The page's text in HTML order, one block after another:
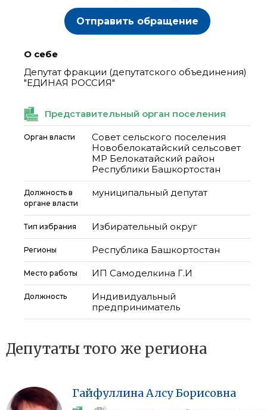
Отправить обращение
О себе
Депутат фракции (депутатского объединения)
"ЕДИНАЯ РОССИЯ"
Представительный орган поселения
Орган власти
Совет сельского поселения
Новобелокатайский сельсовет
МР Белокатайский район
Республики Башкортостан
Должность в
органе власти
муниципальный депутат
Тип избрания Избирательный округ
Регионы Республика Башкортостан
Место работы ИП Самоделкина Г.И
Должность
Индивидуальный
предприниматель
Депутаты того же региона
ГайфуллинаАлсу Борисовна